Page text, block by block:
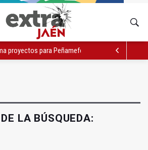
proyectos para Peñamefécit "guardados en el
LA BÚSQUEDA: